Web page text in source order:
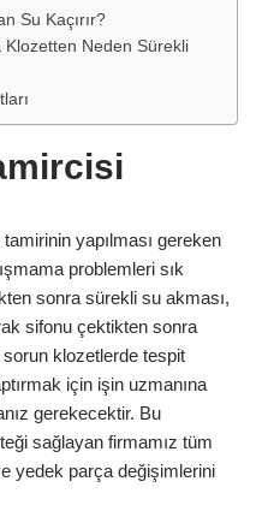
Su Kaçırır?
Klozetten Neden Sürekli
yapılması gereken
problemleri sık
sonra sürekli su akması,
sifonu çektikten sonra
klozetlerde tespit
için işin uzmanına
gerekecektir. Bu
sağlayan firmamız tüm
yedek parça değişimlerini